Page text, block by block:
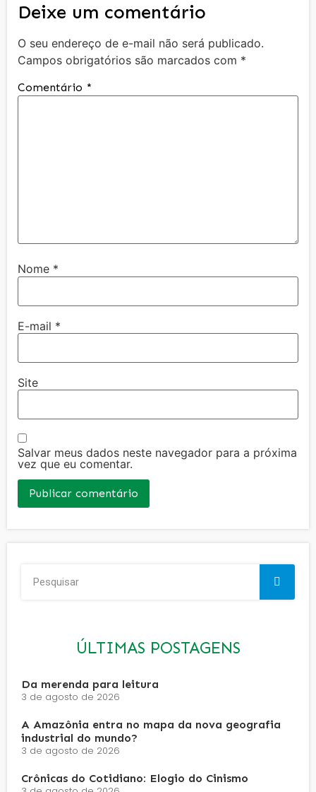
Deixe um comentário
O seu endereço de e-mail não será publicado.
Campos obrigatórios são marcados com *
Comentário *
Nome *
E-mail *
Site
Salvar meus dados neste navegador para a próxima
vez que eu comentar.
ÚLTIMAS POSTAGENS
Da merenda para leitura
3 de agosto de 2026
A Amazônia entra no mapa da nova geografia
industrial do mundo?
3 de agosto de 2026
Crônicas do Cotidiano: Elogio do Cinismo